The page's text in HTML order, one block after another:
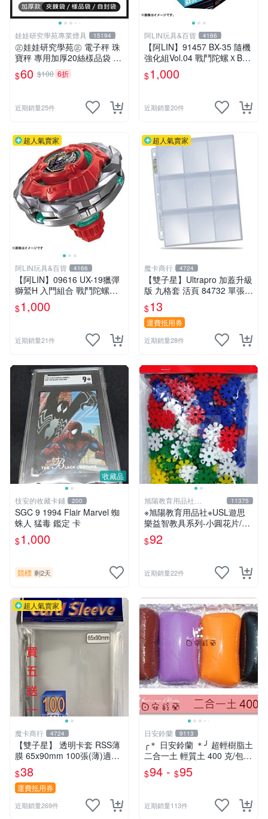
娃娃研究學苑專業煙具 15194
㊣娃娃研究學苑㊣ 電子秤 珠
寶秤 專用加厚20絲樣品袋 夾
鏈袋 5X7 (G051)
$60 $100 6折
近期銷量25件
阿LIN玩具&百貨 4166
【阿LIN】91457 BX-35 隨機
強化組Vol.04 戰鬥陀螺ＸBEY
BLADE X
$1,000
近期銷量20件
超人氣賣家
阿LIN玩具&百貨 4166
【阿LIN】09616 UX-19獵彈
獅鷲H 入門組合 戰鬥陀螺ＸB
EYBLADE X
$1,000
近期銷量21件
超人氣賣家
魔卡商行 4724
【雙子星】Ultrapro 加蓋升級
版 九格套 活頁 84732 單張寄
出 內頁 9格
$13
運費抵用券
近期銷量28件
收藏品
技安的收藏卡鋪 200
SGC 9 1994 Flair Marvel 蜘
蛛人 猛毒 鑑定 卡
$1,000
競標 剩2天
旭陽教育用品社
20239298
11375
※旭陽教育用品社※USL遊思
樂益智教具系列-小圓花片/小
雪花片拼插積木(2.5cm,300
片裝)台灣製ST安全玩具
$92
近期銷量22件
超人氣賣家
魔卡商行 4724
【雙子星】 透明卡套 RSS薄
膜 65x90mm 100張(薄)適用
桌遊 波波夫 POPOV 紙牌 Bo
ardgame
$38
運費抵用券
近期銷量269件
日安鈴蘭 9113
╭＊ 日安鈴蘭 ＊╯ 超輕樹脂土
二合一土 輕質土 400 克/包
兒童輕黏土 (新增 350克特調
色 可選)
$94 - $95
近期銷量113件